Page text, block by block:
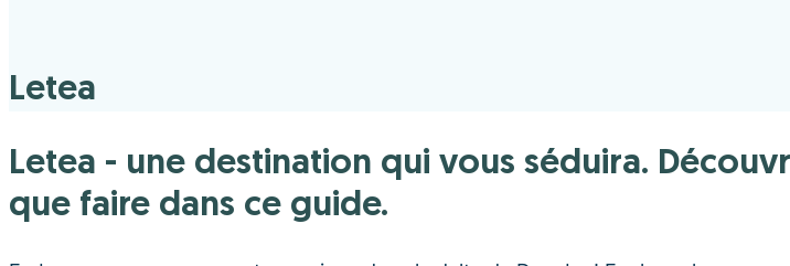
Letea
Letea - une destination qui vous séduira. Découvrez ce qu'il faut visiter, où manger et
que faire dans ce guide.